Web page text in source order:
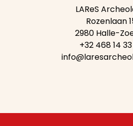
LAReS
Rozenlaan
2980 Halle-
+32 468 14